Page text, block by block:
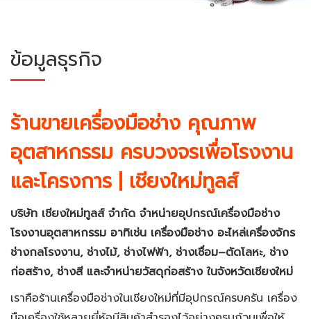
ข้อมูลธุรกิจ
ร้านขายเครื่องมือช่าง คุณภาพ
อุตสาหกรรม ครบวงจรเพื่อโรงงาน
และโครงการ | เชียงใหม่ทูลส์
บริษัท เชียงใหม่ทูลส์ จำกัด จำหน่ายอุปกรณ์เครื่องมือช่าง
โรงงานอุตสาหกรรม อาทิเช่น เครื่องมือช่าง อะไหล่เครื่องจักร
ช่างกลโรงงาน, ช่างไม้, ช่างไฟฟ้า, ช่างเชื่อม–ตัดโลหะ, ช่าง
ก่อสร้าง, ช่างสี และจำหน่ายวัสดุก่อสร้าง ในจังหวัดเชียงใหม่
เราคือร้านเครื่องมือช่างในเชียงใหม่ที่มีอุปกรณ์ครบครัน เครื่อง